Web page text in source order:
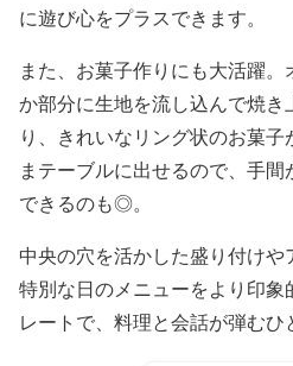
に遊び心をプラスできます。
また、お菓子作りにも大活躍
か部分に生地を流し込んで焼き
り、きれいなリング状のお菓
まテーブルに出せるので、手
できるのも◎。
中央の穴を活かした盛り付け
特別な日のメニューをより印
レートで、料理と会話が弾むひ